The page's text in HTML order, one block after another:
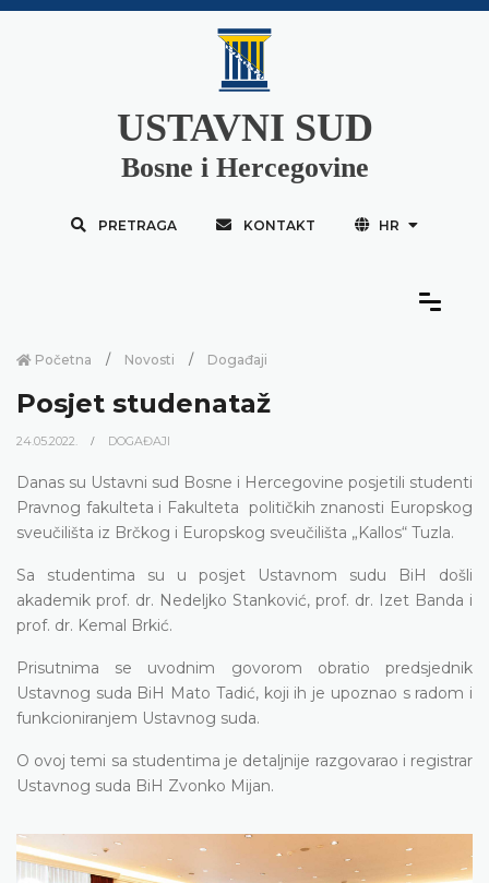
USTAVNI SUD
Bosne i Hercegovine
PRETRAGA KONTAKT HR
Početna Novosti Događaji
Posjet studenataž
24.05.2022. DOGAĐAJI
Danas su Ustavni sud Bosne i Hercegovine posjetili studenti
Pravnog fakulteta i Fakulteta političkih znanosti Europskog
sveučilišta iz Brčkog i Europskog sveučilišta „Kallos“ Tuzla.
Sa studentima su u posjet Ustavnom sudu BiH došli
akademik prof. dr. Nedeljko Stanković, prof. dr. Izet Banda i
prof. dr. Kemal Brkić.
Prisutnima se uvodnim govorom obratio predsjednik
Ustavnog suda BiH Mato Tadić, koji ih je upoznao s radom i
funkcioniranjem Ustavnog suda.
O ovoj temi sa studentima je detaljnije razgovarao i registrar
Ustavnog suda BiH Zvonko Mijan.